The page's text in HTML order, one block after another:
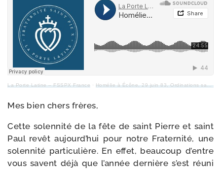
La Porte Latine – FSSPX France · Homélie à Écône, 29 juin 83, Ordinations sacerdotales
Mes bien chers frères,
Cette solen­ni­té de la fête de saint Pierre et saint
Paul revêt aujourd’hui pour notre Fraternité, une
solen­ni­té par­ti­cu­lière. En effet, beau­coup d’entre
vous savent déjà que l’année der­nière s’est réuni